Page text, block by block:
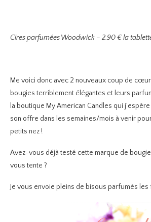
Cires parfumées Woodwick – 2.90 € la
Me voici donc avec 2 nouveaux coup de
bougies terriblement élégantes et leurs
la boutique My American Candles qui
son offre dans les semaines/mois à venir
petits nez !
Avez-vous déjà testé cette marque de
vous tente ?
Je vous envoie pleins de bisous parfumés les